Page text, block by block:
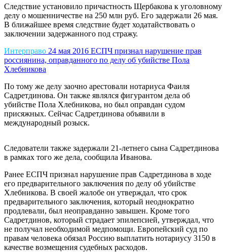
Следствие установило причастность Щербакова к уголовному
делу о мошенничестве на 250 млн руб. Его задержали 26 мая.
В ближайшее время следствие будет ходатайствовать о
заключении задержанного под стражу.
Интерправо 24 мая 2016 ЕСПЧ признал нарушение прав
россиянина, оправданного по делу об убийстве Пола
Хлебникова
По тому же делу заочно арестовали нотариуса Фаиля
Садретдинова. Он также являлся фигурантом дела об
убийстве Пола Хлебникова, но был оправдан судом
присяжных. Сейчас Садретдинова объявили в
международный розыск.
Следователи также задержали 21-летнего сына Садретдинова
в рамках того же дела, сообщила Иванова.
Ранее ЕСПЧ признал нарушение прав Садретдинова в ходе
его предварительного заключения по делу об убийстве
Хлебникова. В своей жалобе он утверждал, что срок
предварительного заключения, который неоднократно
продлевали, был неоправданно завышен. Кроме того
Садретдинов, который страдает эпилепсией, утверждал, что
не получал необходимой медпомощи. Европейский суд по
правам человека обязал Россию выплатить нотариусу 3150 в
качестве возмещения судебных расходов.